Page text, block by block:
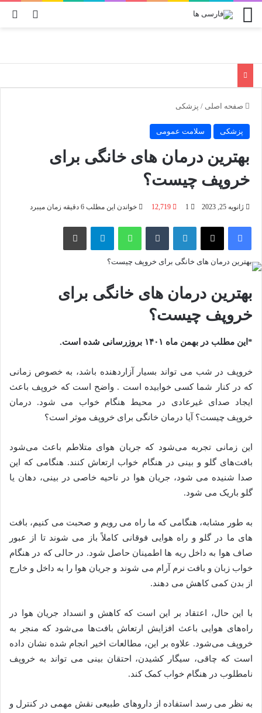
تغییر منو
صفحه اصلی / پزشکی
پزشکی سلامت عمومی
بهترین درمان های خانگی برای
خروپف چیست؟
ژانویه 25, 2023 1
12,719 خواندن این مطلب 6 دقیقه زمان میبرد
فیسبوک X لینکدین واتس آپ تلگرام
بهترین درمان های خانگی برای
خروپف چیست؟
*این مطلب در بهمن ماه ۱۴۰۱ بروزرسانی شده است.
خروپف در شب می تواند بسیار آزاردهنده باشد، به خصوص زمانی
که در کنار شما کسی خوابیده است . واضح است که خروپف باعث
ایجاد صدای غیرعادی در محیط هنگام خواب می شود. درمان
خروپف چیست؟ آیا درمان خانگی برای خروپف موثر است؟
این زمانی تجربه می‌شود که جریان هوای متلاطم باعث می‌شود
بافت‌های گلو و بینی در هنگام خواب ارتعاش کنند. هنگامی که این
صدا شنیده می شود، جریان هوا در ناحیه خاصی در بینی، دهان یا
گلو باریک می شود.
به طور مشابه، هنگامی که ما راه می رویم و صحبت می کنیم، بافت
های ما در گلو و راه هوایی فوقانی کاملاً باز می شوند تا از عبور
صاف هوا به داخل ریه ها اطمینان حاصل شود. در حالی که در هنگام
خواب زبان و بافت نرم آرام می شوند و جریان هوا را به داخل و خارج
از بدن کمی کاهش می دهند.
با این حال، اعتقاد بر این است که کاهش و انسداد جریان هوا در
راه‌های هوایی باعث افزایش ارتعاش بافت‌ها می‌شود که منجر به
خروپف می‌شود. علاوه بر این، مطالعات اخیر انجام شده نشان داده
است که چاقی، سیگار کشیدن، احتقان بینی می تواند به خروپف
نامطلوب در هنگام خواب کمک کند.
به نظر می رسد استفاده از داروهای طبیعی نقش مهمی در کنترل و